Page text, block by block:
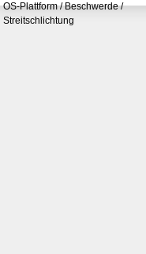
OS-Plattform / Beschwerde /
Streitschlichtung